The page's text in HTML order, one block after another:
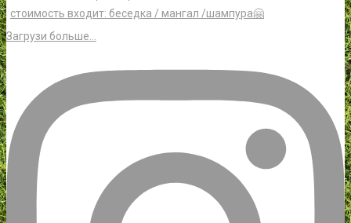
Загрузи больше…